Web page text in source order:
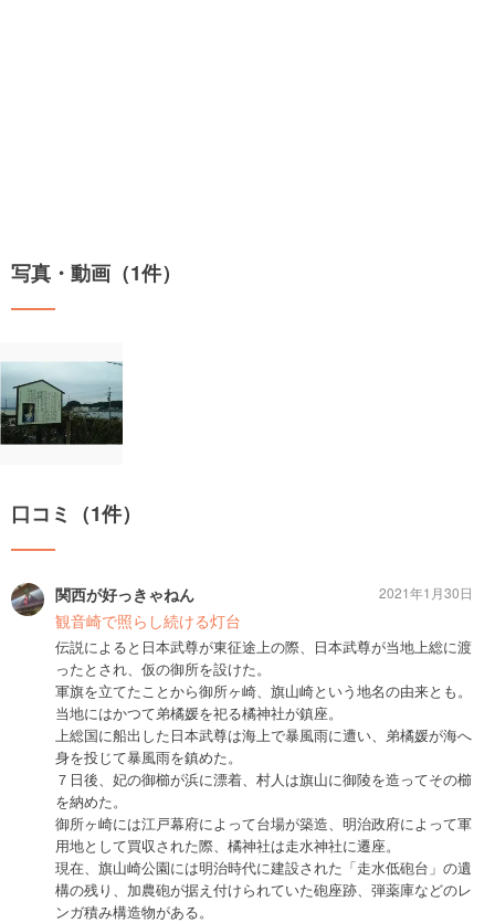
写真・動画（1件）
口コミ（1件）
関西が好っきゃねん
観音崎で照らし続ける灯台
伝説によると日本武尊が東征途上の際、日本武尊が当地上総に渡
ったとされ、仮の御所を設けた。
軍旗を立てたことから御所ヶ崎、旗山崎という地名の由来とも。
当地にはかつて弟橘媛を祀る橘神社が鎮座。
上総国に船出した日本武尊は海上で暴風雨に遭い、弟橘媛が海へ
身を投じて暴風雨を鎮めた。
７日後、妃の御櫛が浜に漂着、村人は旗山に御陵を造ってその櫛
を納めた。
御所ヶ崎には江戸幕府によって台場が築造、明治政府によって軍
用地として買収された際、橘神社は走水神社に遷座。
現在、旗山崎公園には明治時代に建設された「走水低砲台」の遺
構の残り、加農砲が据え付けられていた砲座跡、弾薬庫などのレ
ンガ積み構造物がある。
2021年1月30日